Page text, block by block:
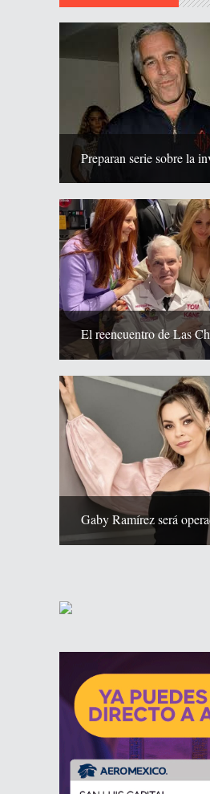
Preparan serie sobre la
El reencuentro de Las
Gaby Ramírez será